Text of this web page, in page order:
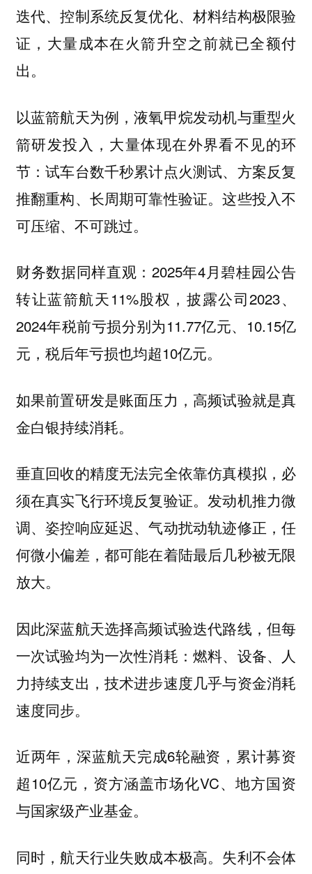
迭代、控制系统反复优化、材料结构极限验
证，大量成本在火箭升空之前就已全额付
出。
以蓝箭航天为例，液氧甲烷发动机与重型火
箭研发投入，大量体现在外界看不见的环
节：试车台数千秒累计点火测试、方案反复
推翻重构、长周期可靠性验证。这些投入不
可压缩、不可跳过。
财务数据同样直观：2025年4月碧桂园公告
转让蓝箭航天11%股权，披露公司2023、
2024年税前亏损分别为11.77亿元、10.15亿
元，税后年亏损也均超10亿元。
如果前置研发是账面压力，高频试验就是真
金白银持续消耗。
垂直回收的精度无法完全依靠仿真模拟，必
须在真实飞行环境反复验证。发动机推力微
调、姿控响应延迟、气动扰动轨迹修正，任
何微小偏差，都可能在着陆最后几秒被无限
放大。
因此深蓝航天选择高频试验迭代路线，但每
一次试验均为一次性消耗：燃料、设备、人
力持续支出，技术进步速度几乎与资金消耗
速度同步。
近两年，深蓝航天完成6轮融资，累计募资
超10亿元，资方涵盖市场化VC、地方国资
与国家级产业基金。
同时，航天行业失败成本极高。失利不会体